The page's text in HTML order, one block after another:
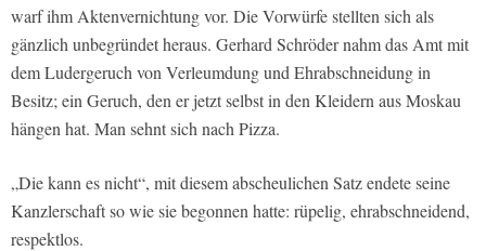
warf ihm Aktenvernichtung vor. Die Vorwürfe stellten sich als
gänzlich unbegründet heraus. Gerhard Schröder nahm das Amt mit
dem Ludergeruch von Verleumdung und Ehrabschneidung in
Besitz; ein Geruch, den er jetzt selbst in den Kleidern aus Moskau
hängen hat. Man sehnt sich nach Pizza.
„Die kann es nicht“, mit diesem abscheulichen Satz endete seine
Kanzlerschaft so wie sie begonnen hatte: rüpelig, ehrabschneidend,
respektlos.